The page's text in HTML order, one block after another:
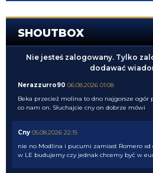
SHOUTBOX
Nie jesteś zalogowany. Tylko
dodawać
Nerazzurro90 06.08.2026 01:08
Beka przecież molina to dno najgorsze ogór
co nam on. Słuchajcie cny on dobrze mówi
Cny 05.08.2026 22:15
nie no Modlina i pucumi zamiast Romero xd
w LE budujemy czy jednak chcemy być w